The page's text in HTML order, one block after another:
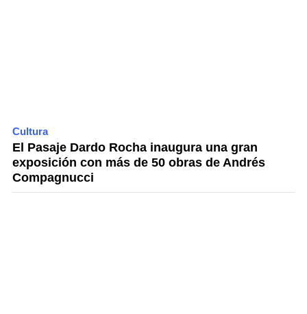
Cultura
El Pasaje Dardo Rocha inaugura una gran
exposición con más de 50 obras de Andrés
Compagnucci